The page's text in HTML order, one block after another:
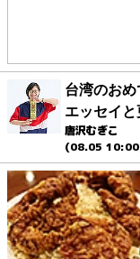
台湾のお
エッセイと
唐沢むぎこ
(08.05